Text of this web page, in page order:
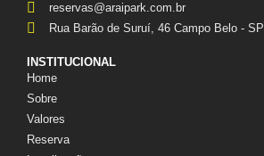
reservas@araipark.com.br
Rua Barão de Suruí, 46 Campo Belo - SP
INSTITUCIONAL
Home
Sobre
Valores
Reserva